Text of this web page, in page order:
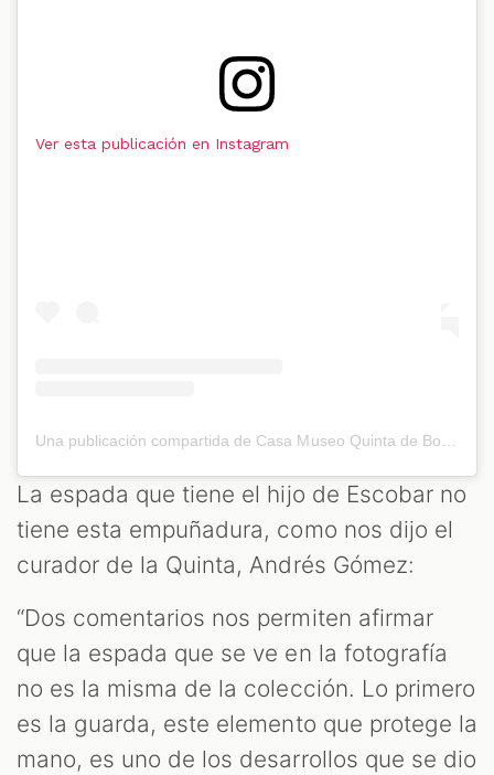
Ver esta publicación en Instagram
La espada que tiene el hijo de Escobar no
tiene esta empuñadura, como nos dijo el
curador de la Quinta, Andrés Gómez:
“Dos comentarios nos permiten afirmar
que la espada que se ve en la fotografía
no es la misma de la colección. Lo primero
es la guarda, este elemento que protege la
mano, es uno de los desarrollos que se dio